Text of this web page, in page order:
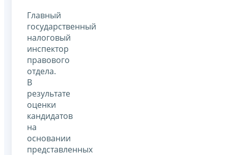
Главный
государственный
налоговый
инспектор
правового
отдела.
В
результате
оценки
кандидатов
на
основании
представленных